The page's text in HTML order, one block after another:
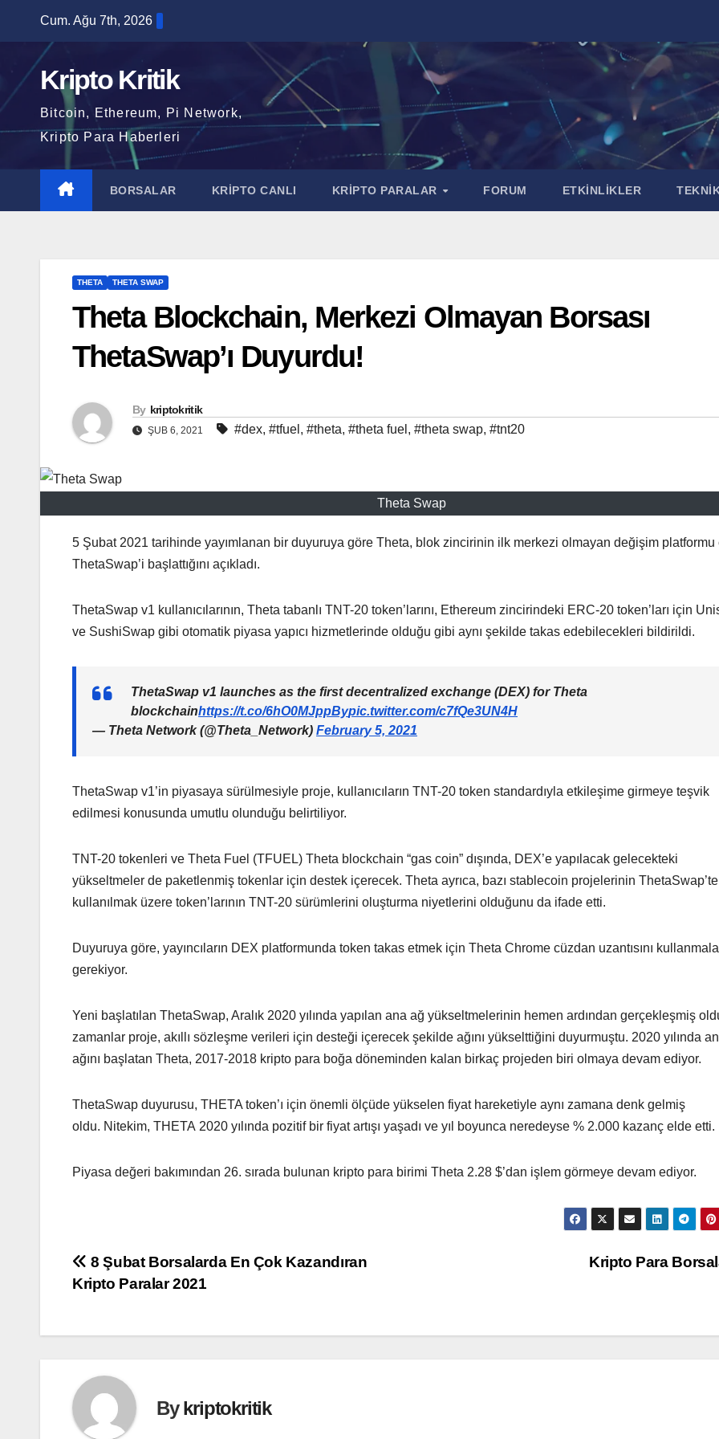
content
Cum. Ağu 7th, 2026
Kripto Kritik
Bitcoin, Ethereum, Pi Network,
Kripto Para Haberleri
BORSALAR KRİPTO CANLI KRİPTO PARALAR FORUM ETKİNLİKLER
THETA THETA SWAP
Theta Blockchain, Merkezi Olmayan Borsası
ThetaSwap’ı Duyurdu!
By kriptokritik
ŞUB 6, 2021 #dex, #tfuel , #theta, #theta fuel , #theta swap, #tnt20
Theta Swap
5 Şubat 2021 tarihinde yayımlanan bir duyuruya göre Theta, blok zincirinin ilk merkezi olmayan değişim platformu
ThetaSwap’i başlattığını açıkladı.
ThetaSwap v1 kullanıcılarının, Theta tabanlı TNT-20 token’larını, Ethereum zincirindeki ERC-20 token’ları için
ve SushiSwap gibi otomatik piyasa yapıcı hizmetlerinde olduğu gibi aynı şekilde takas edebilecekleri bildirildi.
ThetaSwap v1 launches as the first decentralized exchange (DEX) for Theta
blockchainhttps://t.co/6hO0MJppBypic.twitter.com/c7fQe3UN4H
— Theta Network (@Theta_Network) February 5, 2021
ThetaSwap v1’in piyasaya sürülmesiyle proje, kullanıcıların TNT-20 token standardıyla etkileşime girmeye teşvik
edilmesi konusunda umutlu olunduğu belirtiliyor.
TNT-20 tokenleri ve Theta Fuel (TFUEL) Theta blockchain “gas coin” dışında, DEX’e yapılacak gelecekteki
yükseltmeler de paketlenmiş tokenlar için destek içerecek. Theta ayrıca, bazı stablecoin projelerinin ThetaSwap’te
kullanılmak üzere token’larının TNT-20 sürümlerini oluşturma niyetlerini olduğunu da ifade etti.
Duyuruya göre, yayıncıların DEX platformunda token takas etmek için Theta Chrome cüzdan uzantısını
gerekiyor.
Yeni başlatılan ThetaSwap, Aralık 2020 yılında yapılan ana ağ yükseltmelerinin hemen ardından gerçekleşmiş
zamanlar proje, akıllı sözleşme verileri için desteği içerecek şekilde ağını yükselttiğini duyurmuştu. 2020 yılında
ağını başlatan Theta, 2017-2018 kripto para boğa döneminden kalan birkaç projeden biri olmaya devam ediyor.
ThetaSwap duyurusu, THETA token’ı için önemli ölçüde yükselen fiyat hareketiyle aynı zamana denk gelmiş
oldu. Nitekim, THETA 2020 yılında pozitif bir fiyat artışı yaşadı ve yıl boyunca neredeyse % 2.000 kazanç elde etti.
Piyasa değeri bakımından 26. sırada bulunan kripto para birimi Theta 2.28 $’dan işlem görmeye devam ediyor.
Yazı
gezinmesi
Kripto Para
8 Şubat Borsalarda En Çok Kazandıran
Kripto Paralar 2021
Bykriptokritik